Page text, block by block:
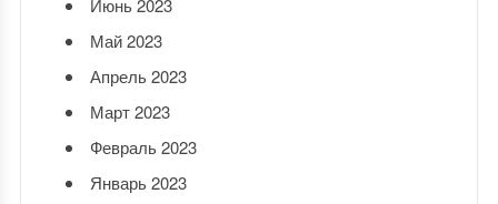
Июнь 2023
Май 2023
Апрель 2023
Март 2023
Февраль 2023
Январь 2023